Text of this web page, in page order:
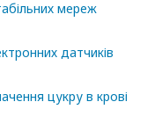
мереж
датчиків
цукру в крові